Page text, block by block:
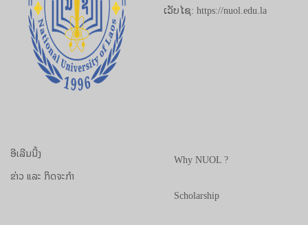
ເວັບໄຊ: https://nuol.edu.la
ອີເລີນນີ້ງ
ຂ່າວ ແລະ ກິດຈະກຳ
Why NUOL ?
Scholarship